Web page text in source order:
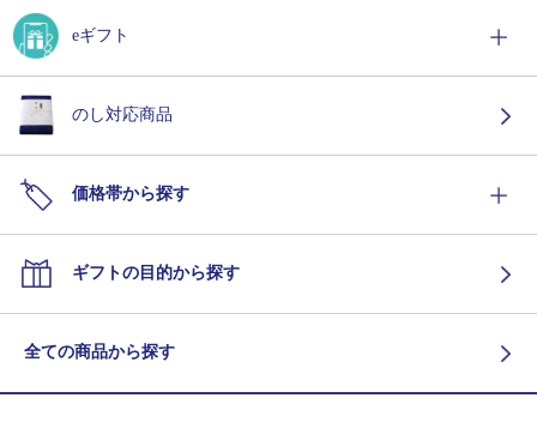
eギフト
のし対応商品
価格帯から探す
ギフトの目的から探す
全ての商品から探す